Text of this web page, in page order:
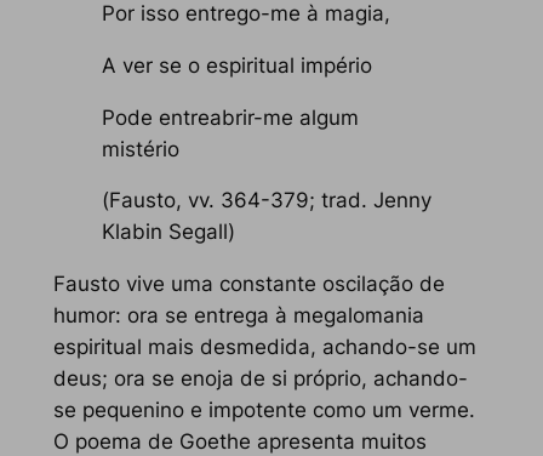
Por isso entrego-me à magia,
A ver se o espiritual império
Pode entreabrir-me algum
mistério
(Fausto, vv. 364-379; trad. Jenny
Klabin Segall)
Fausto vive uma constante oscilação de
humor: ora se entrega à megalomania
espiritual mais desmedida, achando-se um
deus; ora se enoja de si próprio, achando-
se pequenino e impotente como um verme.
O poema de Goethe apresenta muitos